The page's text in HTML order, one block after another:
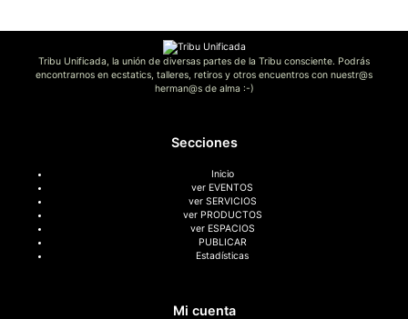
Tribu Unificada, la unión de diversas partes de la Tribu consciente. Podrás
encontrarnos en ecstatics, talleres, retiros y otros encuentros con nuestr@s
herman@s de alma :-)
Secciones
Inicio
ver EVENTOS
ver SERVICIOS
ver PRODUCTOS
ver ESPACIOS
PUBLICAR
Estadísticas
Mi cuenta